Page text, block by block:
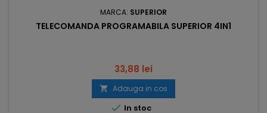
MARCA: SUPERIOR
TELECOMANDA PROGRAMABILA SUPERIOR 4IN1
Pret
33,88 lei
 Adauga in cos
 In stoc